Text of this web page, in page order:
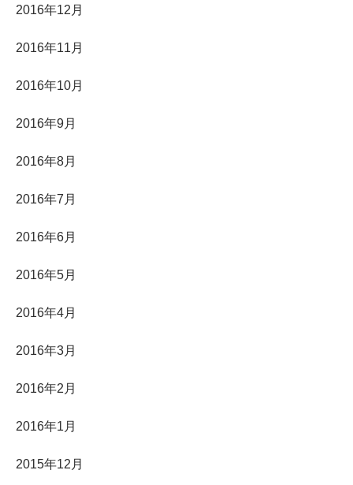
2016年12月
2016年11月
2016年10月
2016年9月
2016年8月
2016年7月
2016年6月
2016年5月
2016年4月
2016年3月
2016年2月
2016年1月
2015年12月